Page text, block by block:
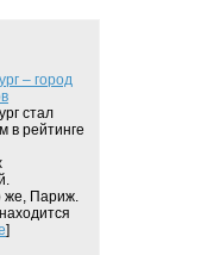
– город
стал
в рейтинге
же, Париж.
]